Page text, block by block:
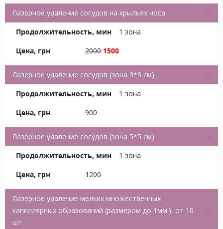
Лазерное удаление сосудов на крыльях носа
1 зона
2000 1500
Лазерное удаление сосудов (зона 3*3 см)
1 зона
900
Лазерное удаление сосудов (зона 5*5 см)
1 зона
1200
Лазерное удаление мелких множественных
капиллярных образований (размером до 1мм.), от 10
шт